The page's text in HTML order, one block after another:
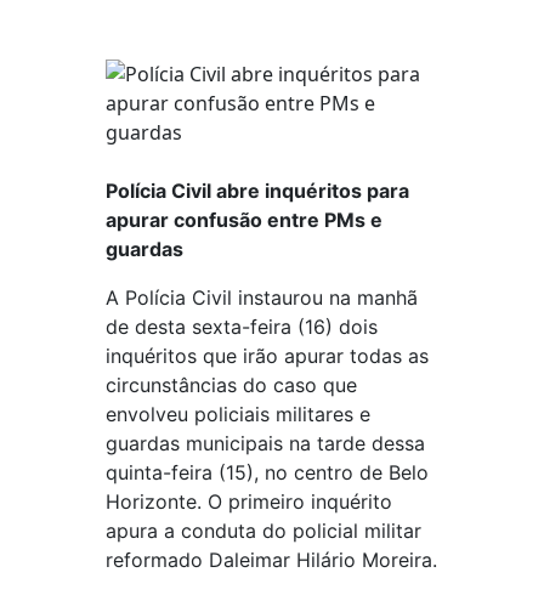
Polícia Civil abre inquéritos para
apurar confusão entre PMs e
guardas
A Polícia Civil instaurou na manhã
de desta sexta-feira (16) dois
inquéritos que irão apurar todas as
circunstâncias do caso que
envolveu policiais militares e
guardas municipais na tarde dessa
quinta-feira (15), no centro de Belo
Horizonte. O primeiro inquérito
apura a conduta do policial militar
reformado Daleimar Hilário Moreira.